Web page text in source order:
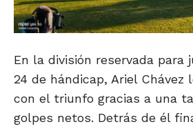
En la división reservada para
24 de hándicap, Ariel Chávez
con el triunfo gracias a una
golpes netos. Detrás de él